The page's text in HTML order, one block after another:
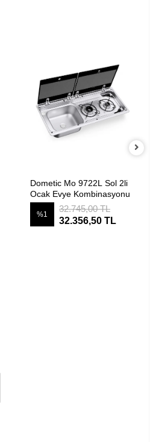
Dometic Mo 9722L Sol 2li
Ocak Evye Kombinasyonu
%1
32.745,00 TL
32.356,50 TL